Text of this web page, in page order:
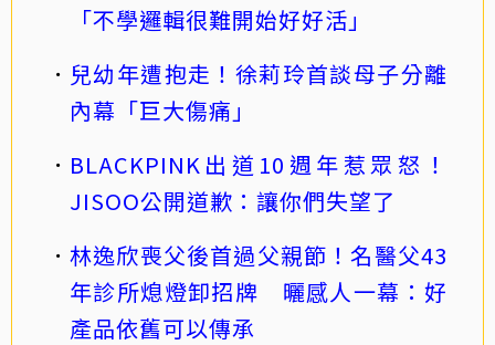
「不學邏輯很難開始好好活」
兒幼年遭抱走！徐莉玲首談母子分離
內幕「巨大傷痛」
BLACKPINK出道10週年惹眾怒！
JISOO公開道歉：讓你們失望了
林逸欣喪父後首過父親節！名醫父43
年診所熄燈卸招牌 曬感人一幕：好
產品依舊可以傳承